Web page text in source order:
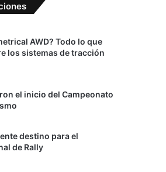
AWD? Todo lo que
los sistemas de tracción
el inicio del Campeonato
destino para el
de Rally